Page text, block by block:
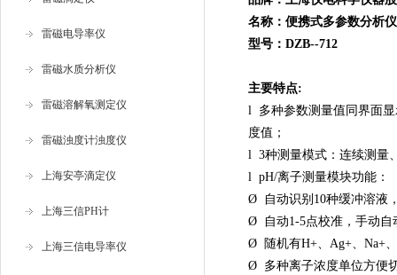
雷磁电导率仪
雷磁水质分析仪
雷磁溶解氧测定仪
雷磁浊度计浊度仪
上海安亭滴定仪
上海三信PH计
上海三信电导率仪
名称： 便携式多参数分析仪
型号：DZB--712
主要特点:
l 多种参数测量值同界面
度值；
l 3种测量模式：连续测量
l pH/离子测量模块功能：
Ø
自动识别 10种缓冲溶液
Ø
自动1-5点校准，手动 自
Ø
随机有H+、 Ag+、 Na+、
Ø 多种离子浓度单位方便